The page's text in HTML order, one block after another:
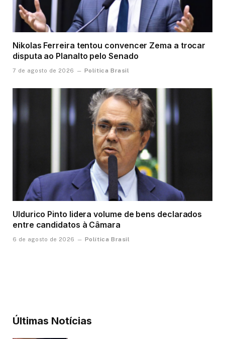
Nikolas Ferreira tentou convencer Zema a trocar
disputa ao Planalto pelo Senado
7 de agosto de 2026 Política Brasil
Uldurico Pinto lidera volume de bens declarados
entre candidatos à Câmara
6 de agosto de 2026 Política Brasil
Últimas Notícias